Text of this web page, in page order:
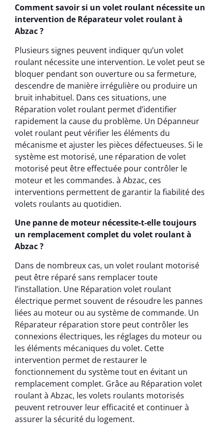
Comment savoir si un volet roulant nécessite un
intervention de Réparateur volet roulant à
Abzac ?
Plusieurs signes peuvent indiquer qu’un volet
roulant nécessite une intervention. Le volet peut se
bloquer pendant son ouverture ou sa fermeture,
descendre de manière irrégulière ou produire un
bruit inhabituel. Dans ces situations, une
Réparation volet roulant permet d’identifier
rapidement la cause du problème. Un Dépanneur
volet roulant peut vérifier les éléments du
mécanisme et ajuster les pièces défectueuses. Si le
système est motorisé, une réparation de volet
motorisé peut être effectuée pour contrôler le
moteur et les commandes. à Abzac, ces
interventions permettent de garantir la fiabilité des
volets roulants au quotidien.
Une panne de moteur nécessite-t-elle toujours
un remplacement complet du volet roulant à
Abzac ?
Dans de nombreux cas, un volet roulant motorisé
peut être réparé sans remplacer toute
l’installation. Une Réparation volet roulant
électrique permet souvent de résoudre les pannes
liées au moteur ou au système de commande. Un
Réparateur réparation store peut contrôler les
connexions électriques, les réglages du moteur ou
les éléments mécaniques du volet. Cette
intervention permet de restaurer le
fonctionnement du système tout en évitant un
remplacement complet. Grâce au Réparation volet
roulant à Abzac, les volets roulants motorisés
peuvent retrouver leur efficacité et continuer à
assurer la sécurité du logement.